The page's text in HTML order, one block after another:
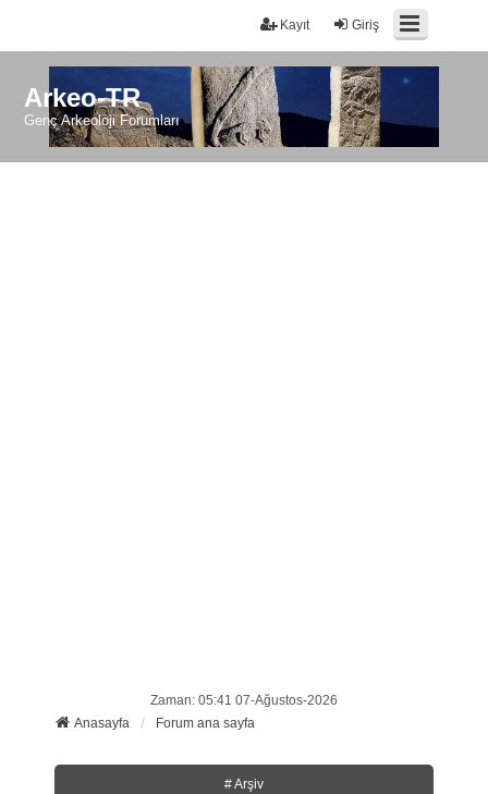
Giriş
Kayıt
Arkeo-TR
Genç Arkeoloji Forumları
Zaman: 05:41 07-Ağustos-2026
Anasayfa
Forum ana sayfa
# Arşiv